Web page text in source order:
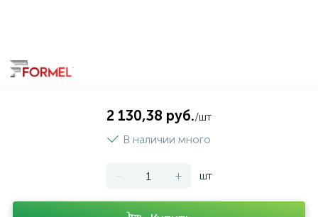
2 130,38 руб./шт
В наличии много
- + шт